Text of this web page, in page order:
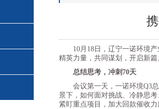
10月18日，辽宁一诺环境产
精英力量，共同谋划，开启新篇
总结思考，冲刺70天
会议第一天，一诺环境Q3总
景下，如何面对挑战、冷静思
紧盯重点项目，加大回款催收